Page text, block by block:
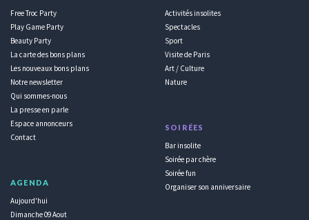
Free Troc Party
Play Game Party
Beauty Party
La carte des bons plans
Les nouveaux bons plans
Notre newsletter
Qui sommes-nous
La presse en parle
Espace annonceurs
Contact
AGENDA
Aujourd'hui
Dimanche 09 Aout
Activités insolites
Spectacles
Sport
Visite de Paris
Art / Culture
Nature
SOIRÉES
Bar insolite
Soirée par chère
Soirée fun
Organiser son anniversaire